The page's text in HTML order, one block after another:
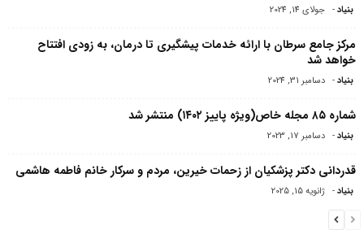
بنیاد- جولای 14, 2024
مرکز جامع سرطان با ارائه خدمات پیشگیری تا درمان، به زودی افتتاح
خواهد شد
بنیاد- دسامبر 31, 2024
شماره ۸۵ مجله خاص(ویژه پاییز ۱۴۰۲) منتشر شد
بنیاد- دسامبر 17, 2023
قدردانی دکتر پزشکیان از زحمات خیرین، مردم و سرکار خانم فاطمه هاشمی
بنیاد- ژانویه 15, 2025